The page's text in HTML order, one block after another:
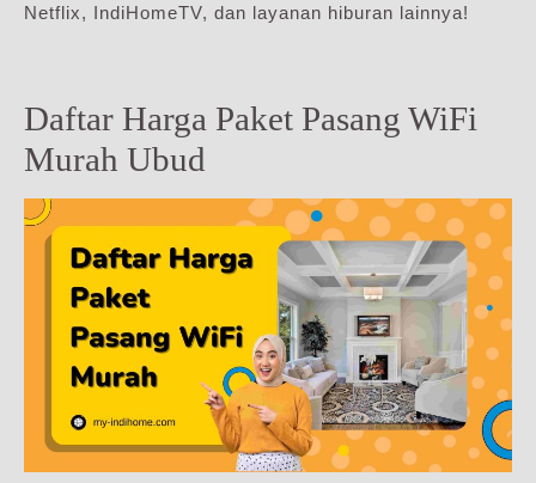
Netflix, IndiHomeTV, dan layanan hiburan lainnya!
Daftar Harga Paket Pasang WiFi
Murah Ubud